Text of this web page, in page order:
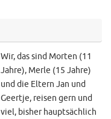
Wir, das sind Morten (11
Jahre), Merle (15 Jahre)
und die Eltern Jan und
Geertje, reisen gern und
viel, bisher hauptsächlich